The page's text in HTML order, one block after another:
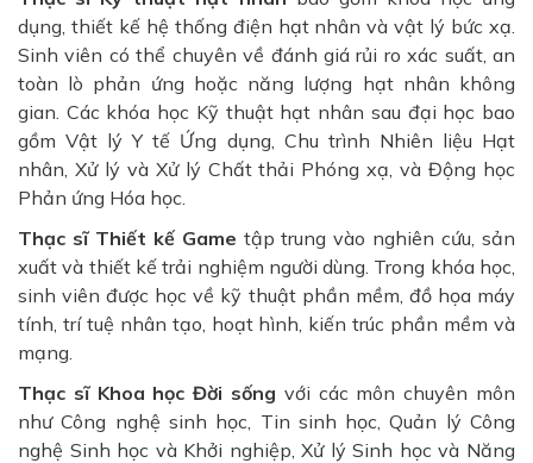
dụng, thiết kế hệ thống điện hạt nhân và vật lý bức xạ.
Sinh viên có thể chuyên về đánh giá rủi ro xác suất, an
toàn lò phản ứng hoặc năng lượng hạt nhân không
gian. Các khóa học Kỹ thuật hạt nhân sau đại học bao
gồm Vật lý Y tế Ứng dụng, Chu trình Nhiên liệu Hạt
nhân, Xử lý và Xử lý Chất thải Phóng xạ, và Động học
Phản ứng Hóa học.
Thạc sĩ Thiết kế Game tập trung vào nghiên cứu, sản
xuất và thiết kế trải nghiệm người dùng. Trong khóa học,
sinh viên được học về kỹ thuật phần mềm, đồ họa máy
tính, trí tuệ nhân tạo, hoạt hình, kiến ​​trúc phần mềm và
mạng.
Thạc sĩ Khoa học Đời sống với các môn chuyên môn
như Công nghệ sinh học, Tin sinh học, Quản lý Công
nghệ Sinh học và Khởi nghiệp, Xử lý Sinh học và Năng